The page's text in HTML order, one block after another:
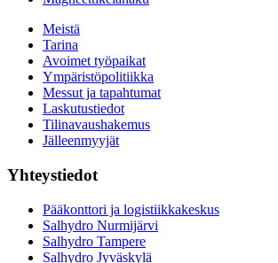
Meistä
Tarina
Avoimet työpaikat
Ympäristöpolitiikka
Messut ja tapahtumat
Laskutustiedot
Tilinavaushakemus
Jälleenmyyjät
Yhteystiedot
Pääkonttori ja logistiikkakeskus
Salhydro Nurmijärvi
Salhydro Tampere
Salhydro Jyväskylä